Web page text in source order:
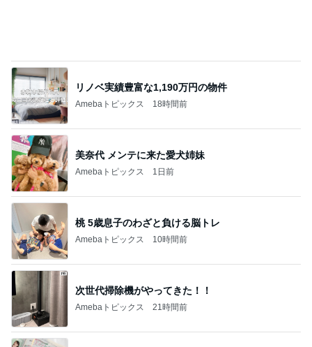
美奈代 メンテに来た愛犬姉妹
Amebaトピックス 1日前
桃 5歳息子のわざと負ける脳トレ
Amebaトピックス 10時間前
次世代掃除機がやってきた！！
Amebaトピックス 21時間前
小松彩夏 息子も一緒に撮影同行
Amebaトピックス 1日前